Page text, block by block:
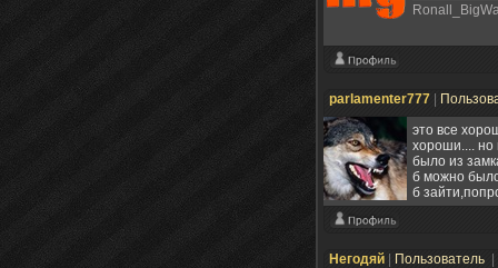
parlamenter777
это все
хороши.... но
было из
б можно было
б
Негодяй Пользователь